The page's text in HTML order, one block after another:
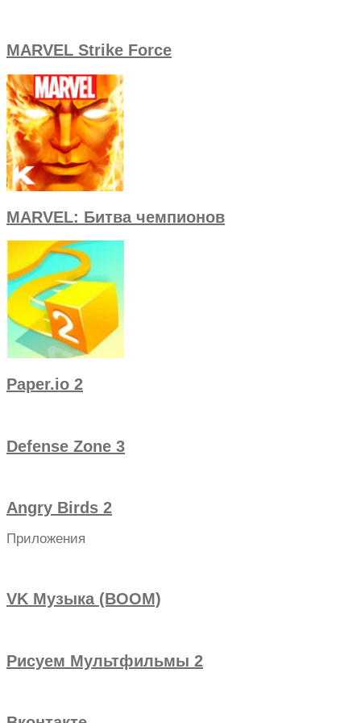
MARVEL Strike Force
MARVEL: Битва чемпионов
Paper.io 2
Defense Zone 3
Angry Birds 2
Приложения
VK Музыка (BOOM)
Рисуем Мультфильмы 2